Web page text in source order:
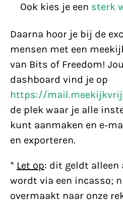
Ook kies je een sterk
Daarna hoor je bij de
mensen met een
van Bits of Freedom!
dashboard vind je op
https://
de plek waar je alle
kunt aanmaken en e-
en exporteren.
* Let op: dit geldt alleen
wordt via een incasso;
overmaakt naar onze